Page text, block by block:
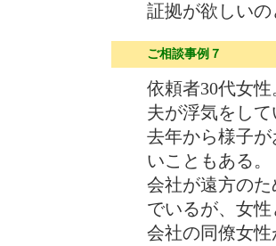
証拠が欲しい
ご相談事例７
依頼者30代女
夫が浮気をし
去年から様子
いこともある。
会社が遠方の
でいるが、女
会社の同僚女